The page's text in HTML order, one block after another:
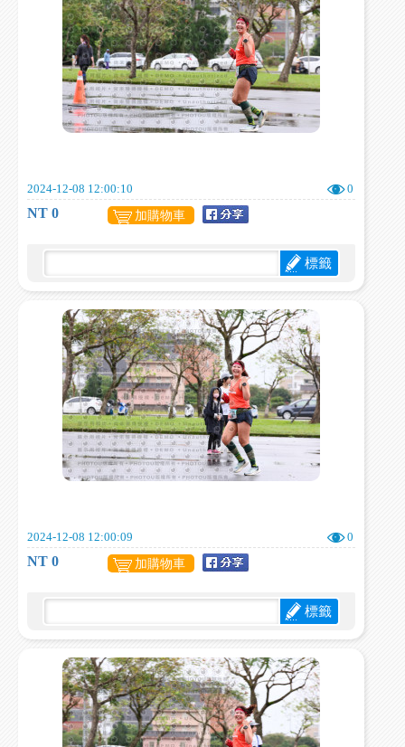
2024-12-08 12:00:10 0
NT 0 加購物車
標籤
2024-12-08 12:00:09 0
NT 0 加購物車
標籤